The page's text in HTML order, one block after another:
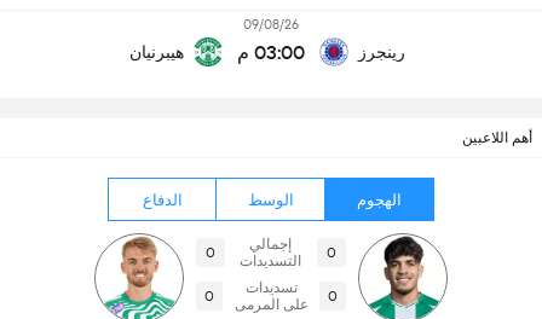
رينجرز
09/08/26
03:00 م هيبرنيان
أهم اللاعبين
الهجوم الوسط الدفاع
0
إجمالي
التسديدات
0
0
تسديدات
على المرمى
0